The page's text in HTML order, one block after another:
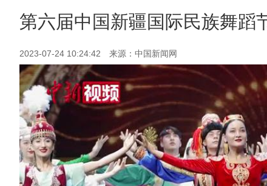
第六届中国新疆国际民族舞蹈
2023-07-24 10:24:42 来源：中国新闻网